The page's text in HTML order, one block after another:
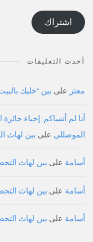
الإلكتروني
اشتراك
أحدث التعليقات
معتز على بين “خليك
الموصللي على بين لهاث
أسامة على بين لهاث
أسامة على بين لهاث
أسامة على بين لهاث